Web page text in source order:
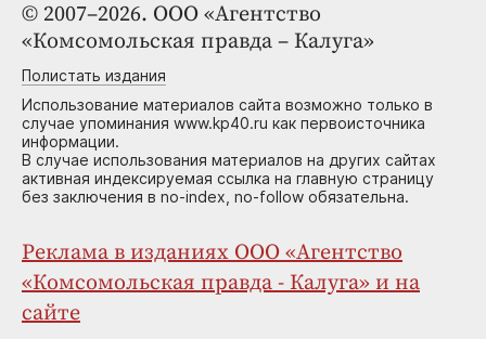
© 2007–2026. ООО «Агентство
«Комсомольская правда – Калуга»
Полистать издания
Использование материалов сайта возможно только в
случае упоминания www.kp40.ru как первоисточника
информации.
В случае использования материалов на других сайтах
активная индексируемая ссылка на главную страницу
без заключения в no-index, no-follow обязательна.
Реклама в изданиях ООО «Агентство
«Комсомольская правда - Калуга» и на
сайте